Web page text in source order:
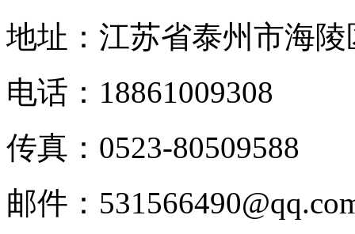
地址：江苏省泰州市海
电话：18861009308
传真：0523-80509588
邮件：